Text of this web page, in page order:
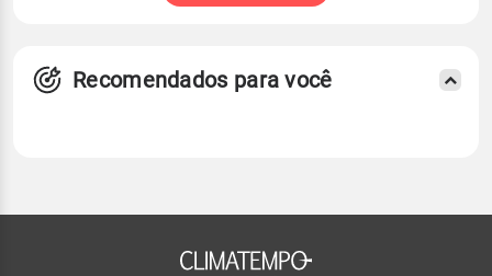
Recomendados para você